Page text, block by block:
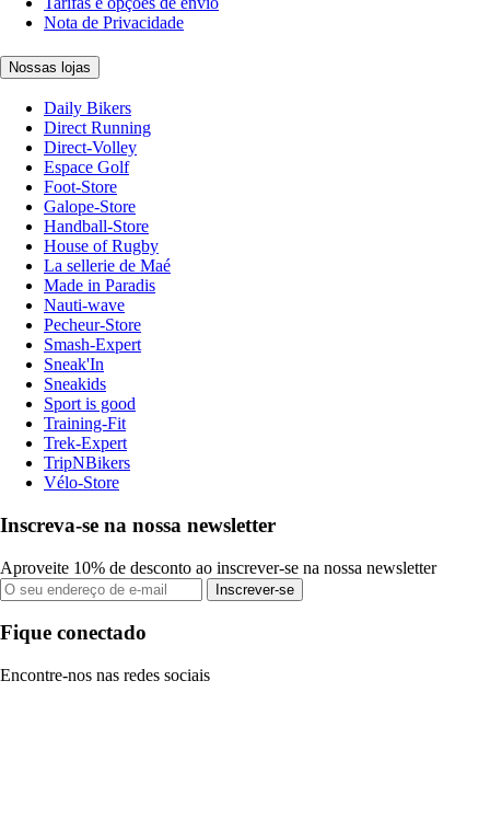
Nota de Privacidade
Nossas lojas
Daily Bikers
Direct Running
Direct-Volley
Espace Golf
Foot-Store
Galope-Store
Handball-Store
House of Rugby
La sellerie de Maé
Made in Paradis
Nauti-wave
Pecheur-Store
Smash-Expert
Sneak'In
Sneakids
Sport is good
Training-Fit
Trek-Expert
TripNBikers
Vélo-Store
Inscreva-se na nossa newsletter
Aproveite 10% de desconto ao inscrever-se na nossa newsletter
Inscrever-se
Fique conectado
Encontre-nos nas redes sociais